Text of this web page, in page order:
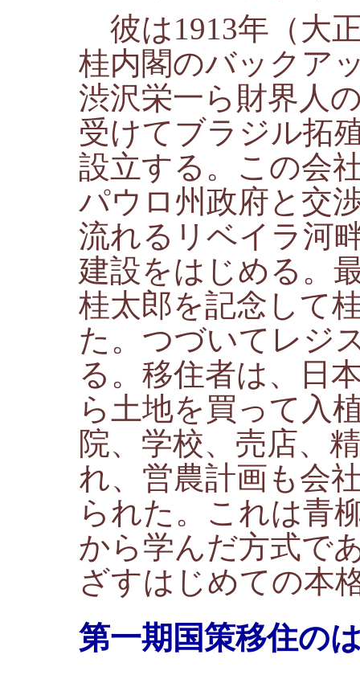
彼は1913年（大
桂内閣のバックア
渋沢栄一ら財界人
受けてブラジル拓
設立する。この会
パウロ州政府と交
流れるリベイラ河
建設をはじめる。
桂太郎を記念して
た。つづいてレジ
る。移住者は、日
ら土地を買って入
院、学校、売店、
れ、営農計画も会
られた。これは青
から学んだ方式で
ざすはじめての本
第一期国策移住の